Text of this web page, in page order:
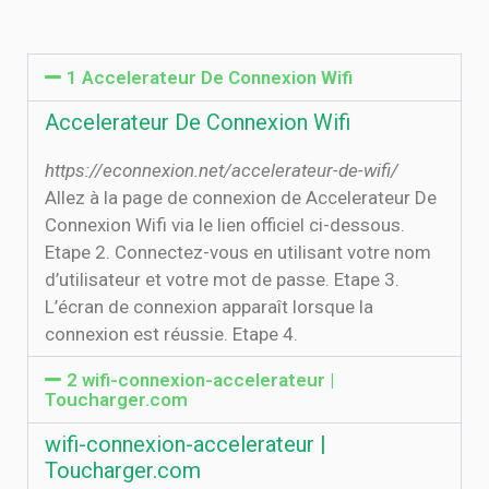
1 Accelerateur De Connexion Wifi
Accelerateur De Connexion Wifi
https://econnexion.net/accelerateur-de-wifi/
Allez à la page de connexion de Accelerateur De
Connexion Wifi via le lien officiel ci-dessous.
Etape 2. Connectez-vous en utilisant votre nom
d’utilisateur et votre mot de passe. Etape 3.
L’écran de connexion apparaît lorsque la
connexion est réussie. Etape 4.
2 wifi-connexion-accelerateur |
Toucharger.com
wifi-connexion-accelerateur |
Toucharger.com